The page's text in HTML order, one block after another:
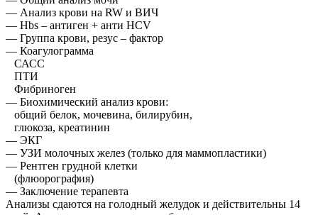
— Анализ крови на RW и ВИЧ
— Hbs – антиген + анти HCV
— Группа крови, резус – фактор
— Коагулограмма
САСС
ПТИ
Фибриноген
— Биохимический анализ крови:
общий белок, мочевина, билирубин,
глюкоза, креатинин
— ЭКГ
— УЗИ молочных желез (только для маммопластики)
— Рентген грудной клетки
(флюорография)
— Заключение терапевта
Анализы сдаются на голодный желудок и действительны 14